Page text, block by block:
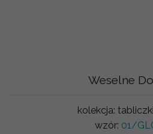
Weselne
kolekcja:
wzór: 01/